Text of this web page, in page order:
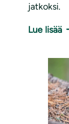
jatkoksi.
Lue lisää